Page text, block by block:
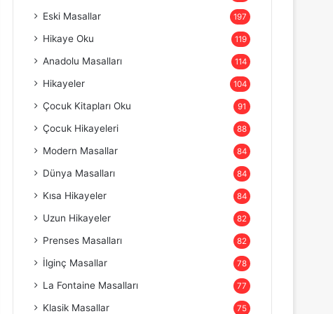
Eski Masallar 197
Hikaye Oku 119
Anadolu Masalları 114
Hikayeler 104
Çocuk Kitapları Oku 91
Çocuk Hikayeleri 88
Modern Masallar 84
Dünya Masalları 84
Kısa Hikayeler 84
Uzun Hikayeler 82
Prenses Masalları 82
İlginç Masallar 78
La Fontaine Masalları 77
Klasik Masallar 75